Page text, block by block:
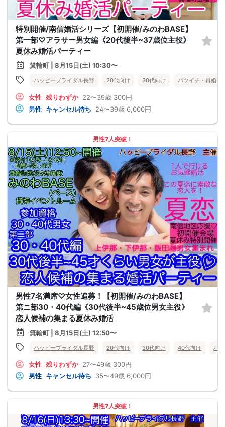
特別開催/南信婚活シリーズ【初開催/みのわBASE】
第一部♡アラサー男女編《20代後半~37歳位主役》
夏休み婚活パーティー
箕輪町 | 8月15日(土) 10:30〜
ハッピーブライダル長野 20代向け 30代向け バツイチ・再婚
女性 残りわずか 22〜39歳 300円
男性 キャンセル待ち 24〜39歳 6,000円
男性7人突破！
男性7名満席♡女性追募！【初開催/みのわBASE】
第ニ部30・40代編《30代後半~45歳位男女主役》
恋人候補の集まる夏休み婚活
箕輪町 | 8月15日(土) 12:50〜
ハッピーブライダル長野 20代向け 30代向け 40代向け バ
女性 残りわずか 27〜49歳 300円
男性 キャンセル待ち 35〜49歳 6,000円
男性7人突破！